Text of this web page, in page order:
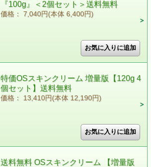
『100g』＜2個セット＞送料無料
価格： 7,040円(本体 6,400円)
特価OSスキンクリーム 増量版【120g 4
個セット】送料無料
価格： 13,410円(本体 12,190円)
送料無料 OSスキンクリーム 【増量版